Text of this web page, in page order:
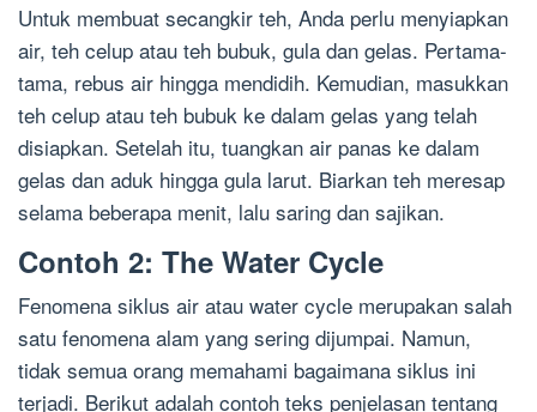
Untuk membuat secangkir teh, Anda perlu menyiapkan
air, teh celup atau teh bubuk, gula dan gelas. Pertama-
tama, rebus air hingga mendidih. Kemudian, masukkan
teh celup atau teh bubuk ke dalam gelas yang telah
disiapkan. Setelah itu, tuangkan air panas ke dalam
gelas dan aduk hingga gula larut. Biarkan teh meresap
selama beberapa menit, lalu saring dan sajikan.
Contoh 2: The Water Cycle
Fenomena siklus air atau water cycle merupakan salah
satu fenomena alam yang sering dijumpai. Namun,
tidak semua orang memahami bagaimana siklus ini
terjadi. Berikut adalah contoh teks penjelasan tentang